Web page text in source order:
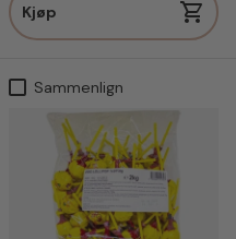
Kjøp
Sammenlign